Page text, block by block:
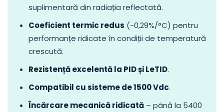
suplimentară din radiația reflectată.
Coeficient termic redus (-0,29%/°C) pentru
performanțe ridicate în condiții de temperatură
crescută.
Rezistență excelentă la PID și LeTID.
Compatibil cu sisteme de 1500 Vdc.
Încărcare mecanică ridicată – până la 5400